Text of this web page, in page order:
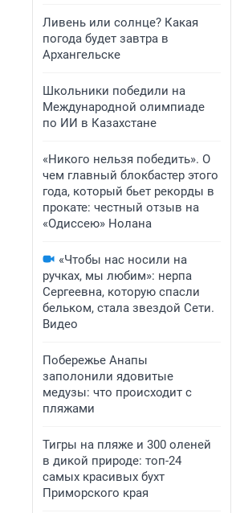
Ливень или солнце? Какая
погода будет завтра в
Архангельске
Школьники победили на
Международной олимпиаде
по ИИ в Казахстане
«Никого нельзя победить». О
чем главный блокбастер этого
года, который бьет рекорды в
прокате: честный отзыв на
«Одиссею» Нолана
«Чтобы нас носили на
ручках, мы любим»: нерпа
Сергеевна, которую спасли
бельком, стала звездой Сети.
Видео
Побережье Анапы
заполонили ядовитые
медузы: что происходит с
пляжами
Тигры на пляже и 300 оленей
в дикой природе: топ-24
самых красивых бухт
Приморского края